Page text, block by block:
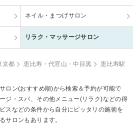
ネイル・まつげサロン
リラク・マッサージサロン
京都 恵比寿・代官山・中目黒 恵比寿駅
ロン(おすすめ順)から検索＆予約が可能で
ジ・スパ、その他メニュー(リラク)などの得
スなどの条件から自分にピッタリの施術を
サロンもあります。